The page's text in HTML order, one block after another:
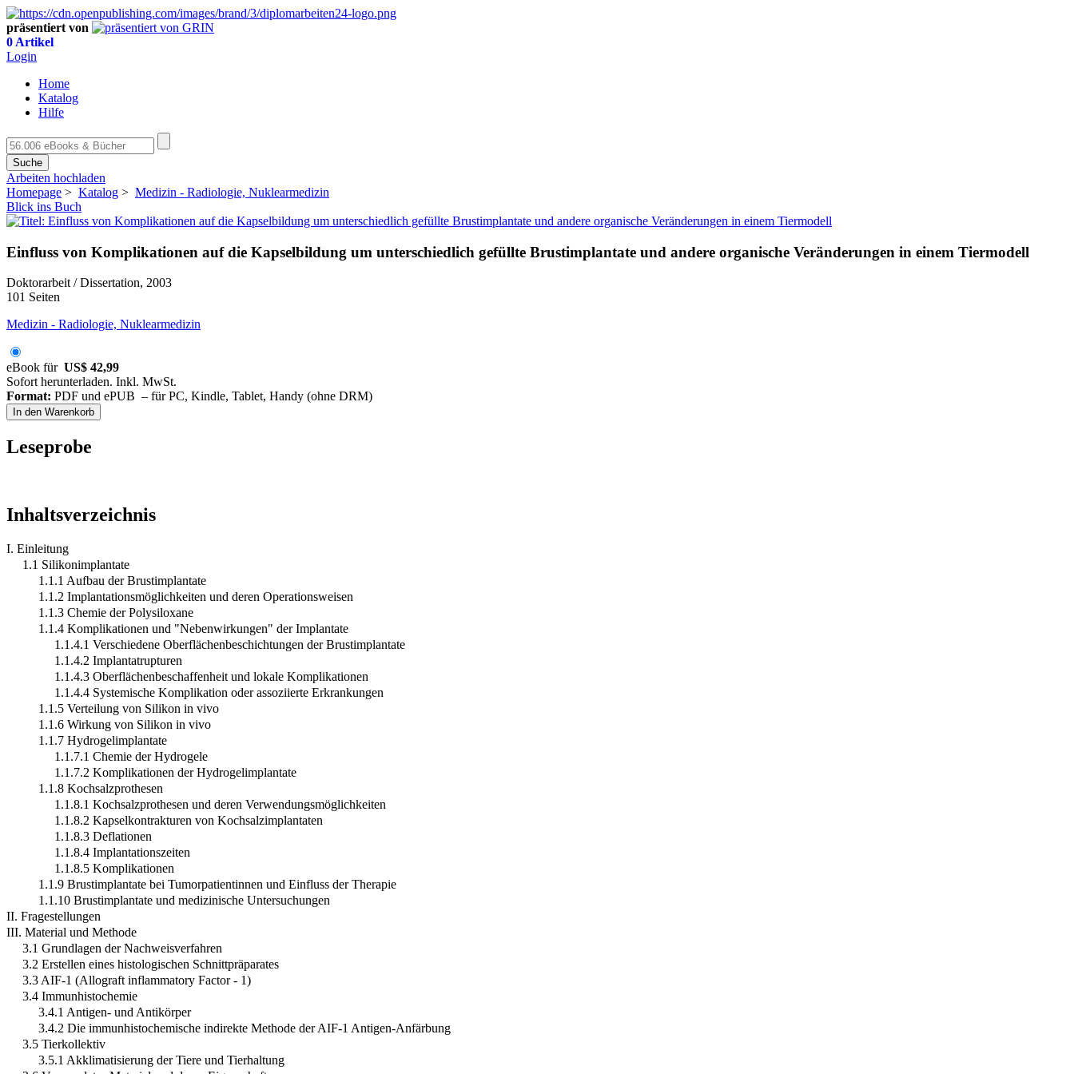
präsentiert von
0 Artikel
Login
Home
Katalog
Hilfe
Suche
Arbeiten hochladen
Homepage > Katalog > Medizin - Radiologie, Nuklearmedizin
Blick ins Buch
Einfluss von Komplikationen auf die Kapselbildung um unterschiedlich gefüllte Brustimplantate und andere organische Veränderungen in einem Tiermodell
Doktorarbeit / Dissertation, 2003
101 Seiten
Medizin - Radiologie, Nuklearmedizin
eBook für US$ 42,99
Sofort herunterladen. Inkl. MwSt.
Format: PDF und ePUB – für PC, Kindle, Tablet, Handy (ohne DRM)
In den Warenkorb
Leseprobe
Inhaltsverzeichnis
I. Einleitung
1.1 Silikonimplantate
1.1.1 Aufbau der Brustimplantate
1.1.2 Implantationsmöglichkeiten und deren Operationsweisen
1.1.3 Chemie der Polysiloxane
1.1.4 Komplikationen und "Nebenwirkungen" der Implantate
1.1.4.1 Verschiedene Oberflächenbeschichtungen der Brustimplantate
1.1.4.2 Implantatrupturen
1.1.4.3 Oberflächenbeschaffenheit und lokale Komplikationen
1.1.4.4 Systemische Komplikation oder assoziierte Erkrankungen
1.1.5 Verteilung von Silikon in vivo
1.1.6 Wirkung von Silikon in vivo
1.1.7 Hydrogelimplantate
1.1.7.1 Chemie der Hydrogele
1.1.7.2 Komplikationen der Hydrogelimplantate
1.1.8 Kochsalzprothesen
1.1.8.1 Kochsalzprothesen und deren Verwendungsmöglichkeiten
1.1.8.2 Kapselkontrakturen von Kochsalzimplantaten
1.1.8.3 Deflationen
1.1.8.4 Implantationszeiten
1.1.8.5 Komplikationen
1.1.9 Brustimplantate bei Tumorpatientinnen und Einfluss der Therapie
1.1.10 Brustimplantate und medizinische Untersuchungen
II. Fragestellungen
III. Material und Methode
3.1 Grundlagen der Nachweisverfahren
3.2 Erstellen eines histologischen Schnittpräparates
3.3 AIF-1 (Allograft inflammatory Factor - 1)
3.4 Immunhistochemie
3.4.1 Antigen- und Antikörper
3.4.2 Die immunhistochemische indirekte Methode der AIF-1 Antigen-Anfärbung
3.5 Tierkollektiv
3.5.1 Akklimatisierung der Tiere und Tierhaltung